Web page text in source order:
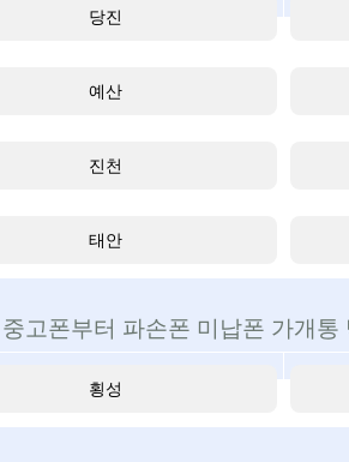
당진
예산
진천
태안
중고폰부터 파손폰 미납폰 가개통
횡성